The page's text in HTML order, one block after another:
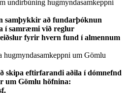
undirbúning hugmyndasamkeppni
samþykkir að fundarþóknun
í samræmi við reglur
fyrir hvern fund í almennum
hugmyndasamkeppni um Gömlu
skipa eftirfarandi aðila í dómnefnd
um Gömlu höfnina: